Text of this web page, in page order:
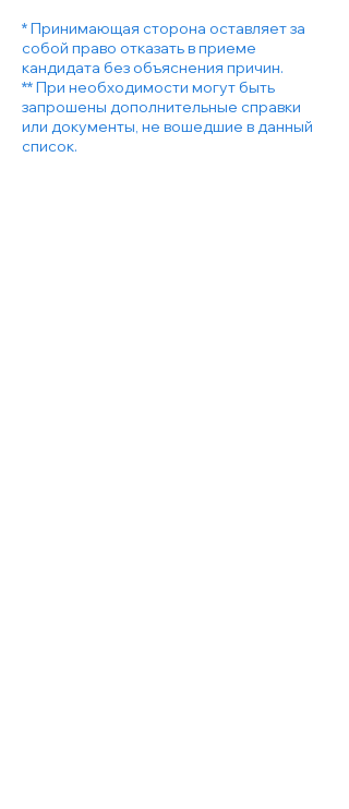
* Принимающая сторона оставляет за
собой право отказать в приеме
кандидата без объяснения причин.
** При необходимости могут быть
запрошены дополнительные справки
или документы, не вошедшие в данный
список.